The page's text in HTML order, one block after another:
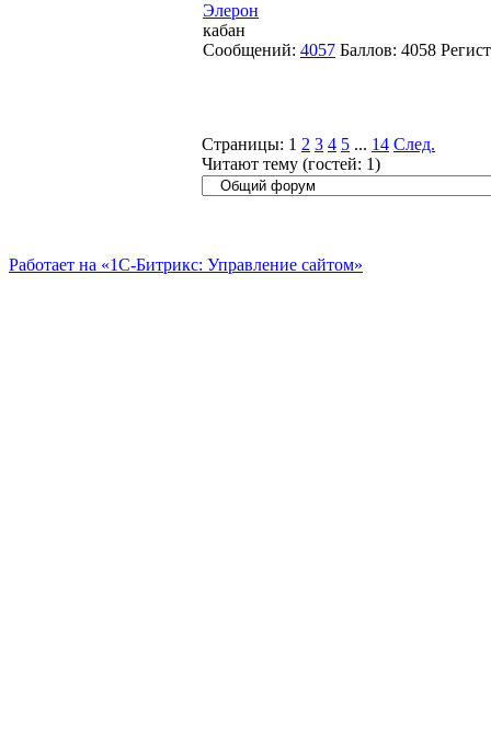
Элерон
кабан
Сообщений: 4057 Баллов: 4058
Страницы: 1 2 3 4 5 ... 14 След.
Читают тему (гостей: 1)
Работает на «1С-Битрикс: Управление сайтом»